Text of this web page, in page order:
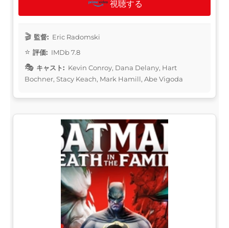
視聴する
監督: Eric Radomski
評価: IMDb 7.8
キャスト: Kevin Conroy, Dana Delany, Hart
Bochner, Stacy Keach, Mark Hamill, Abe Vigoda